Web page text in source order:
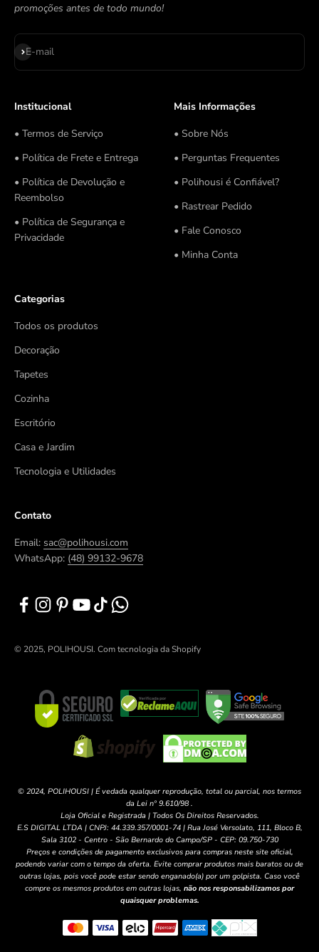
promoções antes de todo mundo!
E-mail
Assinar
Institucional
• Termos de Serviço
• Política de Frete e Entrega
• Política de Devolução e
Reembolso
• Política de Segurança e
Privacidade
Mais Informações
• Sobre Nós
• Perguntas Frequentes
• Polihousi é Confiável?
• Rastrear Pedido
• Fale Conosco
• Minha Conta
Categorias
Todos os produtos
Decoração
Tapetes
Cozinha
Escritório
Casa e Jardim
Tecnologia e Utilidades
Contato
Email: sac@polihousi.com
WhatsApp: (48) 99132-9678
© 2025, POLIHOUSI. Com tecnologia da Shopify
© 2024, POLIHOUSI | É vedada qualquer reprodução, total ou parcial, nos termos
da Lei nº 9.610/98 .
Loja Oficial e Registrada | Todos Os Direitos Reservados.
E.S DIGITAL LTDA | CNPJ: 44.339.357/0001-74 | Rua José Versolato, 111, Bloco B,
Sala 3102 - Centro - São Bernardo do Campo/SP - CEP: 09.750-730
Preços e condições de pagamento exclusivos para compras neste site oficial,
podendo variar com o tempo da oferta. Evite comprar produtos mais baratos ou de
outras lojas, pois você pode estar sendo enganado(a) por um golpista. Caso você
compre os mesmos produtos em outras lojas, não nos responsabilizamos por
quaisquer problemas.